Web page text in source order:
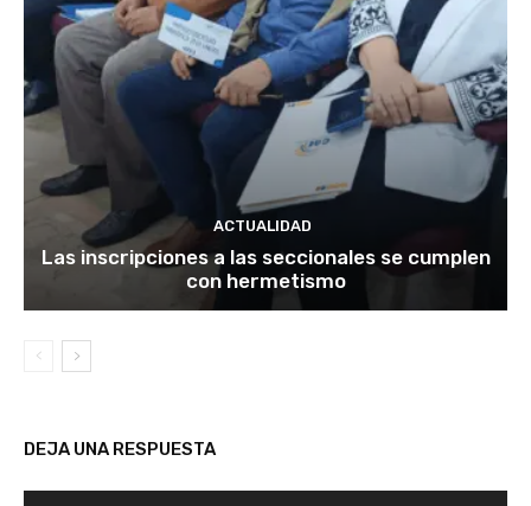
ACTUALIDAD
Las inscripciones a las seccionales se cumplen
con hermetismo
DEJA UNA RESPUESTA